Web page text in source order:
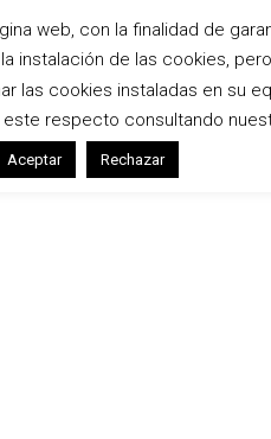
Estudio Empresas
web, con la finalidad de
de las cookies,
cookies instaladas en su
respecto consultando
Aceptar Rechazar